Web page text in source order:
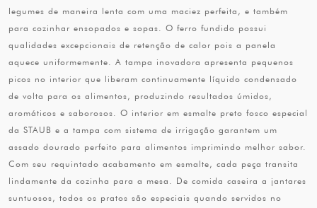
legumes de maneira lenta com uma maciez perfeita, e também
para cozinhar ensopados e sopas. O ferro fundido possui
qualidades excepcionais de retenção de calor pois a panela
aquece uniformemente. A tampa inovadora apresenta pequenos
picos no interior que liberam continuamente líquido condensado
de volta para os alimentos, produzindo resultados úmidos,
aromáticos e saborosos. O interior em esmalte preto fosco especial
da STAUB e a tampa com sistema de irrigação garantem um
assado dourado perfeito para alimentos imprimindo melhor sabor.
Com seu requintado acabamento em esmalte, cada peça transita
lindamente da cozinha para a mesa. De comida caseira a jantares
suntuosos, todos os pratos são especiais quando servidos no